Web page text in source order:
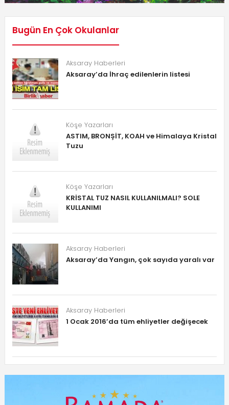
Bugün En Çok Okulanlar
Aksaray Haberleri
Aksaray’da İhraç edilenlerin listesi
Köşe Yazarları
ASTIM, BRONŞİT, KOAH ve Himalaya Kristal
Tuzu
Köşe Yazarları
KRİSTAL TUZ NASIL KULLANILMALI? SOLE
KULLANIMI
Aksaray Haberleri
Aksaray’da Yangın, çok sayıda yaralı var
Aksaray Haberleri
1 Ocak 2016’da tüm ehliyetler değişecek